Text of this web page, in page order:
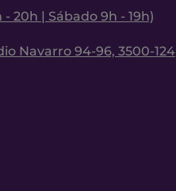
- 20h | Sábado 9h - 19h)
Navarro 94-96, 3500-124